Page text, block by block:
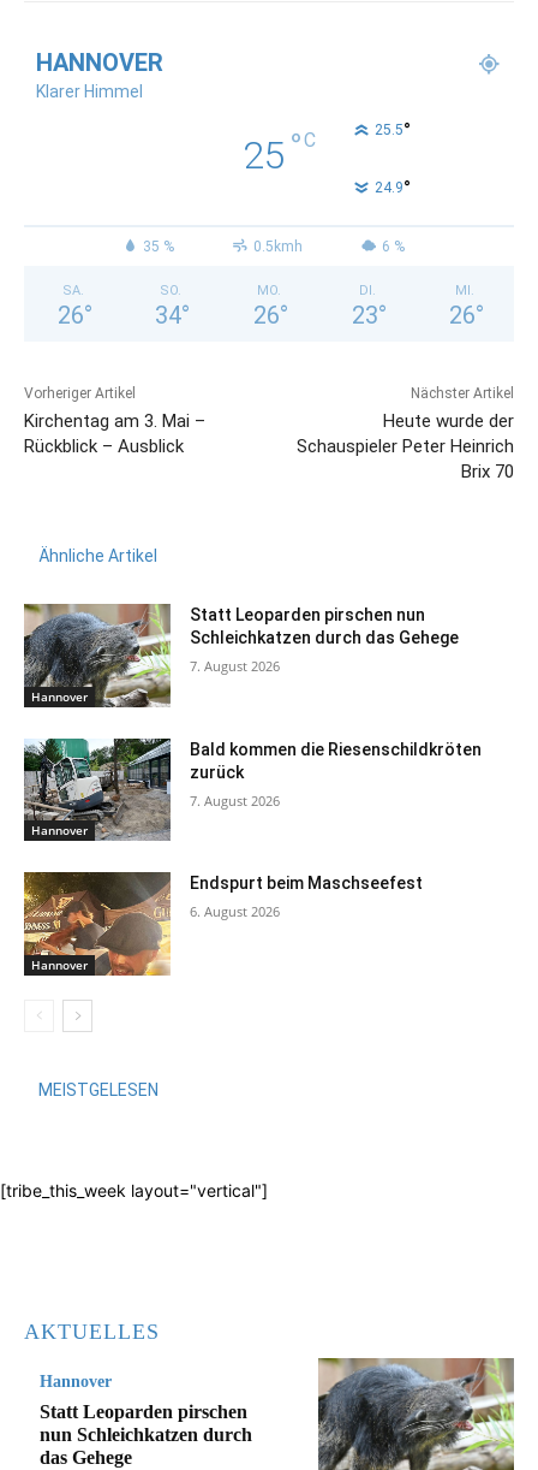
HANNOVER
Klarer Himmel
25 °C 25.5°
24.9°
35 % 0.5kmh 6 %
SA.
26°
SO.
34°
MO.
26°
DI.
23°
MI.
26°
Vorheriger Artikel
Kirchentag am 3. Mai –
Rückblick – Ausblick
Nächster Artikel
Heute wurde der
Schauspieler Peter Heinrich
Brix 70
Ähnliche Artikel
Hannover
Statt Leoparden pirschen nun
Schleichkatzen durch das Gehege
7. August 2026
Hannover
Bald kommen die Riesenschildkröten
zurück
7. August 2026
Hannover
Endspurt beim Maschseefest
6. August 2026
MEISTGELESEN
[tribe_this_week layout="vertical"]
AKTUELLES
Hannover
Statt Leoparden pirschen
nun Schleichkatzen durch
das Gehege